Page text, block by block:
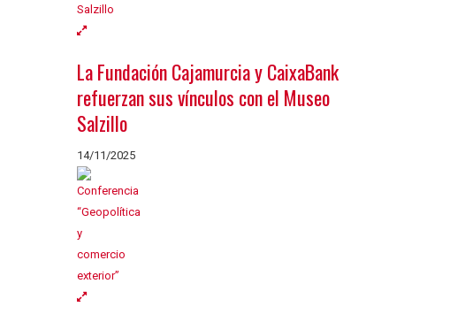
La Fundación Cajamurcia y CaixaBank
refuerzan sus vínculos con el Museo
Salzillo
14/11/2025